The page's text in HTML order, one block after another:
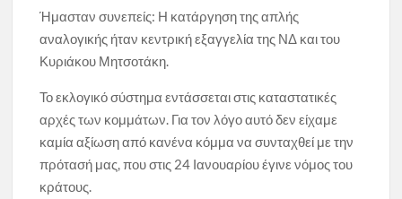
Ήμασταν συνεπείς: Η κατάργηση της απλής
αναλογικής ήταν κεντρική εξαγγελία της ΝΔ και του
Κυριάκου Μητσοτάκη.
Το εκλογικό σύστημα εντάσσεται στις καταστατικές
αρχές των κομμάτων. Για τον λόγο αυτό δεν είχαμε
καμία αξίωση από κανένα κόμμα να συνταχθεί με την
πρότασή μας, που στις 24 Ιανουαρίου έγινε νόμος του
κράτους.